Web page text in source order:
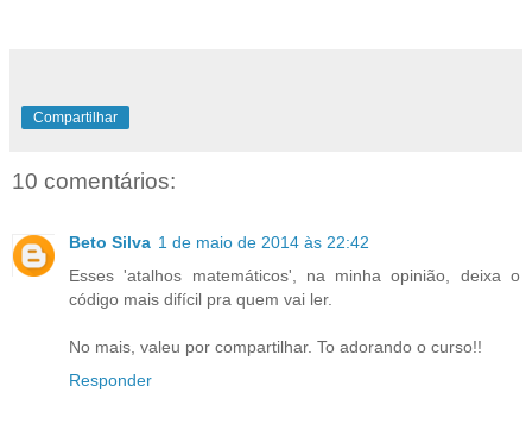
Compartilhar
10 comentários:
Beto Silva 1 de maio de 2014 às 22:42
Esses 'atalhos matemáticos', na minha opinião, deixa o
código mais difícil pra quem vai ler.
No mais, valeu por compartilhar. To adorando o curso!!
Responder